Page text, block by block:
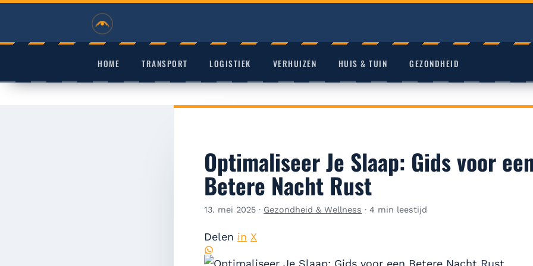
HOME TRANSPORT LOGISTIEK VERHUIZEN HUIS & TUIN GEZONDHEID
Optimaliseer Je Slaap: Gids voor
Betere Nacht Rust
13. mei 2025 · Gezondheid & Wellness ·4 min leestijd
Delen in X